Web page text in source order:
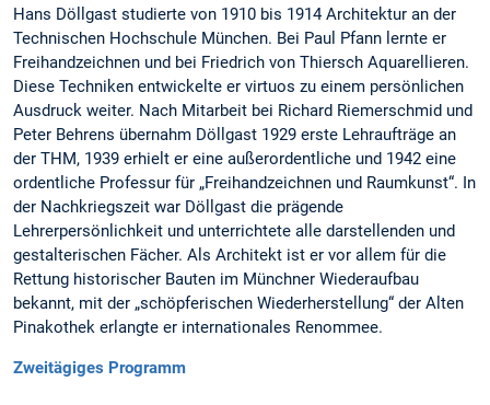
Hans Döllgast studierte von 1910 bis 1914 Architektur an der
Technischen Hochschule München. Bei Paul Pfann lernte er
Freihandzeichnen und bei Friedrich von Thiersch Aquarellieren.
Diese Techniken entwickelte er virtuos zu einem persönlichen
Ausdruck weiter. Nach Mitarbeit bei Richard Riemerschmid und
Peter Behrens übernahm Döllgast 1929 erste Lehraufträge an
der THM, 1939 erhielt er eine außerordentliche und 1942 eine
ordentliche Professur für „Freihandzeichnen und Raumkunst“. In
der Nachkriegszeit war Döllgast die prägende
Lehrerpersönlichkeit und unterrichtete alle darstellenden und
gestalterischen Fächer. Als Architekt ist er vor allem für die
Rettung historischer Bauten im Münchner Wiederaufbau
bekannt, mit der „schöpferischen Wiederherstellung“ der Alten
Pinakothek erlangte er internationales Renommee.
Zweitägiges Programm